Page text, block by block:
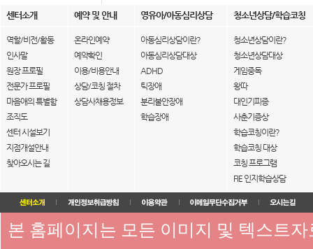
센터소개 예약 및 안내 영유아/아동심리상담 청소년상담/학습코칭
역할/비전/활동
인사말
원장 프로필
전문가 프로필
마음애의 특별함
조직도
센터 시설보기
지점개설안내
찾아오시는 길
온라인예약
예약확인
이용/비용안내
상담/코칭 절차
상담사채용정보
아동심리상담이란?
아동심리상담대상
ADHD
틱장애
분리불안장애
학습장애
청소년상담이란?
청소년상담대상
게임중독
왕따
대인기피증
사춘기증상
학습코칭이란?
학습코칭 대상
코칭 프로그램
FIE 인지학습상담
본 홈페이지는 모든 이미지 및 텍스트